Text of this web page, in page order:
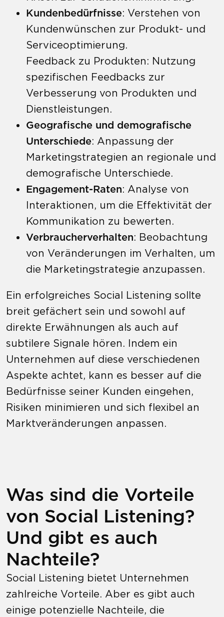
Kundenbedürfnisse: Verstehen von
Kundenwünschen zur Produkt- und
Serviceoptimierung.
Feedback zu Produkten: Nutzung
spezifischen Feedbacks zur
Verbesserung von Produkten und
Dienstleistungen.
Geografische und demografische
Unterschiede: Anpassung der
Marketingstrategien an regionale und
demografische Unterschiede.
Engagement-Raten: Analyse von
Interaktionen, um die Effektivität der
Kommunikation zu bewerten.
Verbraucherverhalten: Beobachtung
von Veränderungen im Verhalten, um
die Marketingstrategie anzupassen.
Ein erfolgreiches Social Listening sollte
breit gefächert sein und sowohl auf
direkte Erwähnungen als auch auf
subtilere Signale hören. Indem ein
Unternehmen auf diese verschiedenen
Aspekte achtet, kann es besser auf die
Bedürfnisse seiner Kunden eingehen,
Risiken minimieren und sich flexibel an
Marktveränderungen anpassen.
Was sind die Vorteile
von Social Listening?
Und gibt es auch
Nachteile?
Social Listening bietet Unternehmen
zahlreiche Vorteile. Aber es gibt auch
einige potenzielle Nachteile, die